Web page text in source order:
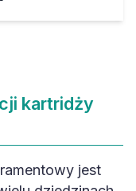
kartridży
jest